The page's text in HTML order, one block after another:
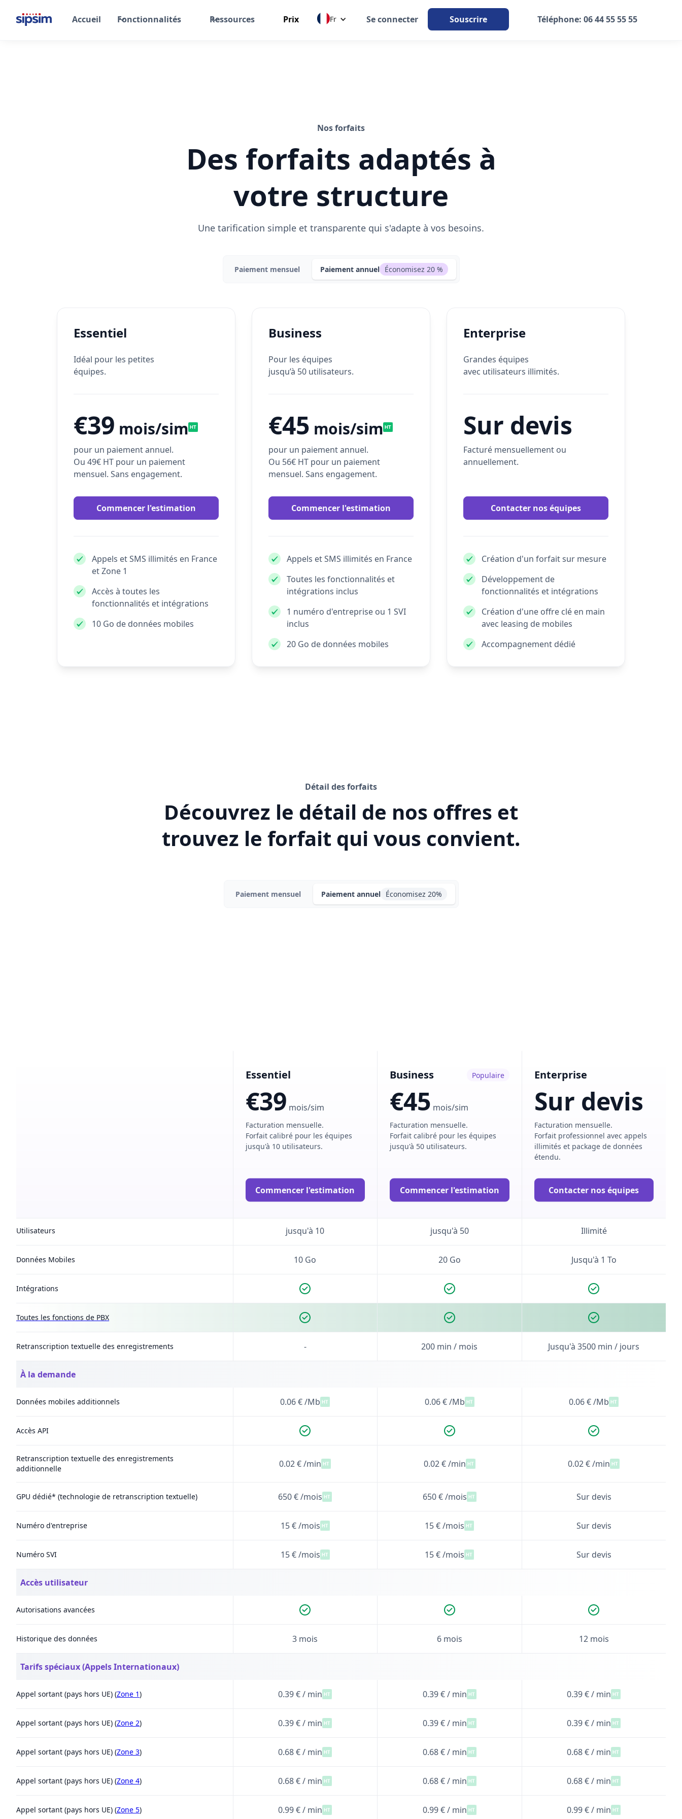
Accueil Fonctionnalités Ressources Prix Fr Se connecter Souscrire Téléphone: 06 44 55 55 55
Nos forfaits
Des forfaits adaptés à
votre structure
Une tarification simple et transparente qui s'adapte à vos besoins.
Paiement mensuel Paiement annuel Économisez 20 %
Business
Pour les équipes
jusqu’à 50 utilisateurs.
€45 mois/sim
pour un paiement annuel.
Ou 56€ HT pour un paiement
mensuel. Sans engagement.
Commencer l'estimation
Appels et SMS illimités en France
Toutes les fonctionnalités et
intégrations inclus
1 numéro d'entreprise ou 1 SVI
inclus
20 Go de données mobiles
Enterprise
Grandes équipes
avec utilisateurs illimités.
Sur devis
Facturé mensuellement ou
annuellement.
Contacter nos équipes
Création d'un forfait sur mesure
Développement de
fonctionnalités et intégrations
Création d'une offre clé en main
avec leasing de mobiles
Accompagnement dédié
Essentiel
Idéal pour les petites
équipes.
€39 mois/sim
pour un paiement annuel.
Ou 49€ HT pour un paiement
mensuel. Sans engagement.
Commencer l'estimation
Appels et SMS illimités en France
et Zone 1
Accès à toutes les
fonctionnalités et intégrations
10 Go de données mobiles
Détail des forfaits
Découvrez le détail de nos offres et
trouvez le forfait qui vous convient.
Paiement mensuel Paiement annuel Économisez 20%
Essentiel
€39 mois/sim
Facturation mensuelle.
Forfait calibré pour les équipes
jusqu'à 10 utilisateurs.
Commencer l'estimation
Business Populaire
€45 mois/sim
Facturation mensuelle.
Forfait calibré pour les équipes
jusqu'à 50 utilisateurs.
Commencer l'estimation
Enterprise
Sur devis
Facturation mensuelle.
Forfait professionnel avec appels
illimités et package de données
étendu.
Contacter nos équipes
Illimité Illimité Illimité
Utilisateurs jusqu'à 10 jusqu'à 50 Illimité
Données Mobiles 10 Go 20 Go Jusqu'à 1 To
Intégrations
Toutes les fonctions de PBX
Retranscription textuelle des enregistrements - 200 min / mois Jusqu'à 3500 min / jours
À la demande
Données mobiles additionnels 0.06 € /Mb 0.06 € /Mb 0.06 € /Mb
Accès API
Retranscription textuelle des enregistrements
additionnelle
0.02 € /min 0.02 € /min 0.02 € /min
GPU dédié* (technologie de retranscription textuelle) 650 € /mois 650 € /mois Sur devis
Numéro d'entreprise 15 € /mois 15 € /mois Sur devis
Numéro SVI 15 € /mois 15 € /mois Sur devis
Accès utilisateur
Autorisations avancées
Historique des données 3 mois 6 mois 12 mois
Tarifs spéciaux (Appels Internationaux)
Appel sortant (pays hors UE) (Zone 1) 0.39 € / min 0.39 € / min 0.39 € / min
Appel sortant (pays hors UE) (Zone 2) 0.39 € / min 0.39 € / min 0.39 € / min
Appel sortant (pays hors UE) (Zone 3) 0.68 € / min 0.68 € / min 0.68 € / min
Appel sortant (pays hors UE) (Zone 4) 0.68 € / min 0.68 € / min 0.68 € / min
Appel sortant (pays hors UE) (Zone 5) 0.99 € / min 0.99 € / min 0.99 € / min